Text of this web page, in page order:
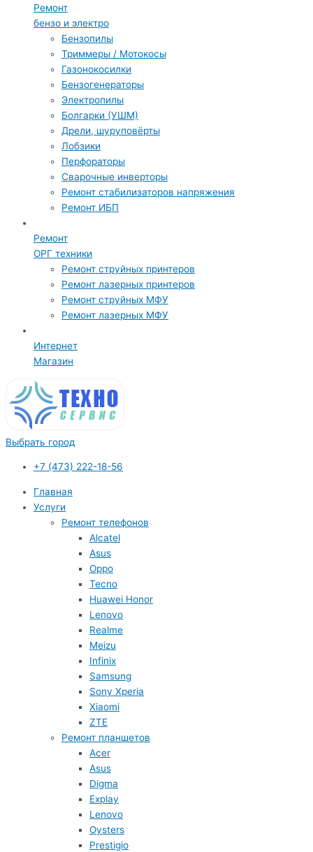
Ремонт
бензо и электро
Бензопилы
Триммеры / Мотокосы
Газонокосилки
Бензогенераторы
Электропилы
Болгарки (УШМ)
Дрели, шуруповёрты
Лобзики
Перфораторы
Сварочные инверторы
Ремонт стабилизаторов напряжения
Ремонт ИБП
Ремонт
ОРГ техники
Ремонт струйных принтеров
Ремонт лазерных принтеров
Ремонт струйных МФУ
Ремонт лазерных МФУ
Интернет
Магазин
Выбрать город
+7 (473) 222-18-56
Главная
Услуги
Ремонт телефонов
Alcatel
Asus
Oppo
Tecno
Huawei Honor
Lenovo
Realme
Meizu
Infinix
Samsung
Sony Xperia
Xiaomi
ZTE
Ремонт планшетов
Acer
Asus
Digma
Explay
Lenovo
Oysters
Prestigio